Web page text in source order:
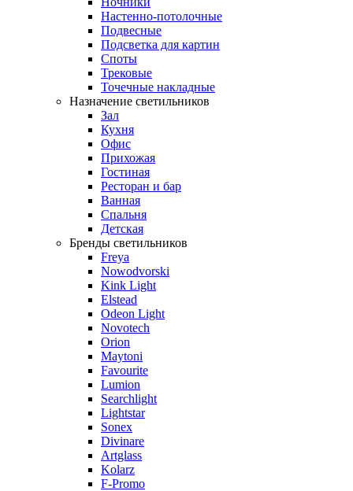
Настенно-потолочные
Подвесные
Подсветка для картин
Споты
Трековые
Точечные накладные
Назначение светильников
Зал
Кухня
Офис
Прихожая
Гостиная
Ресторан и бар
Ванная
Спальня
Детская
Бренды светильников
Freya
Nowodvorski
Kink Light
Elstead
Odeon Light
Novotech
Orion
Maytoni
Favourite
Lumion
Searchlight
Lightstar
Sonex
Divinare
Artglass
Kolarz
F-Promo